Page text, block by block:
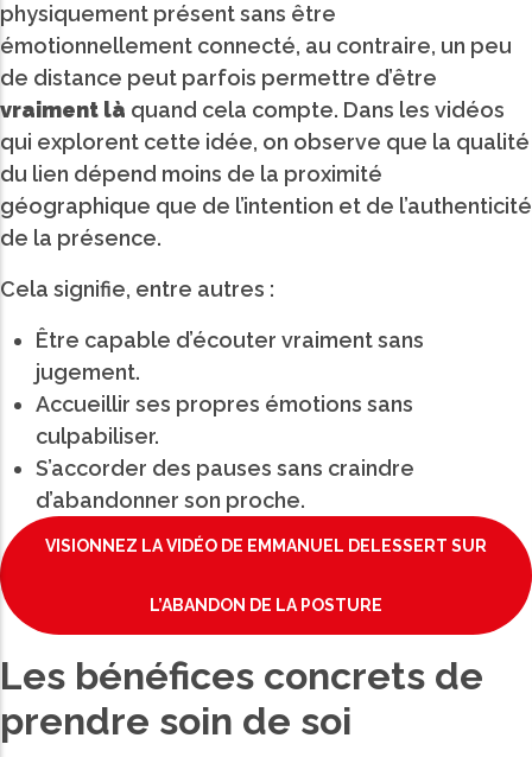
physiquement présent sans être
émotionnellement connecté, au contraire, un peu
de distance peut parfois permettre d’être
vraiment là quand cela compte. Dans les vidéos
qui explorent cette idée, on observe que la qualité
du lien dépend moins de la proximité
géographique que de l’intention et de l’authenticité
de la présence.
Cela signifie, entre autres :
Être capable d’écouter vraiment sans
jugement.
Accueillir ses propres émotions sans
culpabiliser.
S’accorder des pauses sans craindre
d’abandonner son proche.
VISIONNEZ LA VIDÉO DE EMMANUEL DELESSERT SUR
L’ABANDON DE LA POSTURE
Les bénéfices concrets de
prendre soin de soi